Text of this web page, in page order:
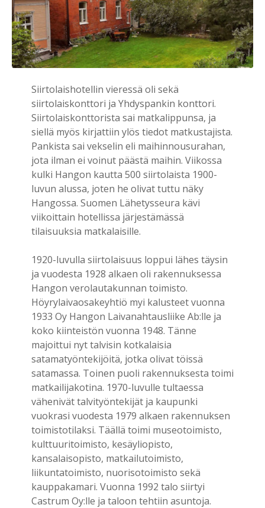
Siirtolaishotellin vieressä oli sekä
siirtolaiskonttori ja Yhdyspankin konttori.
Siirtolaiskonttorista sai matkalippunsa, ja
siellä myös kirjattiin ylös tiedot matkustajista.
Pankista sai vekselin eli maihinnousurahan,
jota ilman ei voinut päästä maihin. Viikossa
kulki Hangon kautta 500 siirtolaista 1900-
luvun alussa, joten he olivat tuttu näky
Hangossa. Suomen Lähetysseura kävi
viikoittain hotellissa järjestämässä
tilaisuuksia matkalaisille.
1920-luvulla siirtolaisuus loppui lähes täysin
ja vuodesta 1928 alkaen oli rakennuksessa
Hangon verolautakunnan toimisto.
Höyrylaivaosakeyhtiö myi kalusteet vuonna
1933 Oy Hangon Laivanahtausliike Ab:lle ja
koko kiinteistön vuonna 1948. Tänne
majoittui nyt talvisin kotkalaisia
satamatyöntekijöitä, jotka olivat töissä
satamassa. Toinen puoli rakennuksesta toimi
matkailijakotina. 1970-luvulle tultaessa
vähenivät talvityöntekijät ja kaupunki
vuokrasi vuodesta 1979 alkaen rakennuksen
toimistotilaksi. Täällä toimi museotoimisto,
kulttuuritoimisto, kesäyliopisto,
kansalaisopisto, matkailutoimisto,
liikuntatoimisto, nuorisotoimisto sekä
kauppakamari. Vuonna 1992 talo siirtyi
Castrum Oy:lle ja taloon tehtiin asuntoja.